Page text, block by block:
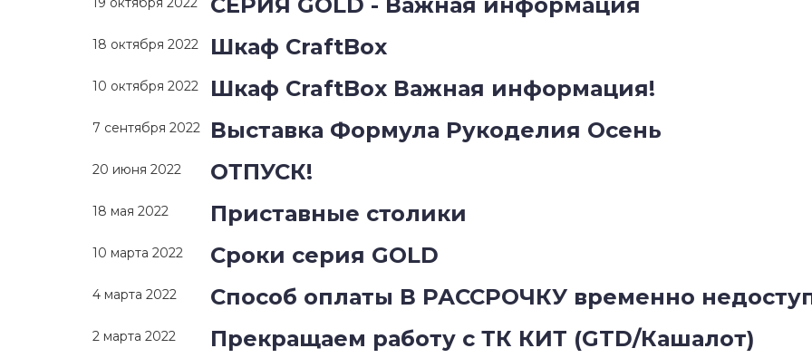
18 октября 2022 Шкаф CraftBox
10 октября 2022 Шкаф CraftBox Важная информация!
7 сентября 2022 Выставка Формула Рукоделия Осень
20 июня 2022 ОТПУСК!
18 мая 2022 Приставные столики
10 марта 2022 Сроки серия GOLD
4 марта 2022 Способ оплаты В РАССРОЧКУ временно
2 марта 2022 Прекращаем работу с ТК КИТ (GTD/Кашалот)